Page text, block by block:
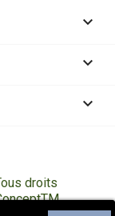



droits